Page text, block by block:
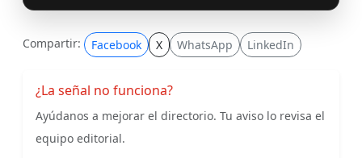
Compartir: Facebook X WhatsApp LinkedIn
¿La señal no funciona?
Ayúdanos a mejorar el directorio. Tu aviso lo revisa el
equipo editorial.